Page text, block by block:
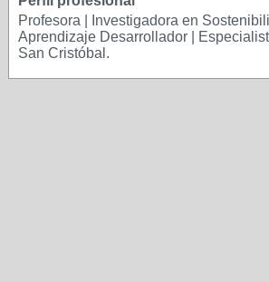
Profesora | Investigadora en
Aprendizaje Desarrollador |
San Cristóbal.